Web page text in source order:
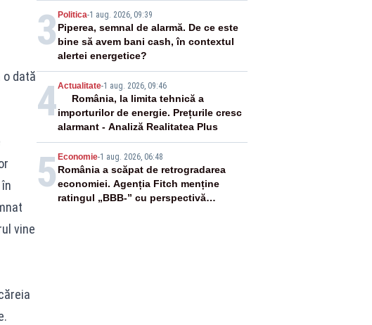
dată
vine
3 Politica-1 aug. 2026, 09:39
Piperea, semnal de alarmă. De ce este
bine să avem bani cash, în contextul
alertei energetice?
4Actualitate-1 aug. 2026, 09:46
România, la limita tehnică a
importurilor de energie. Prețurile cresc
alarmant - Analiză Realitatea Plus
5 Economie-1 aug. 2026, 06:48
România a scăpat de retrogradarea
economiei. Agenția Fitch menține
ratingul „BBB-” cu perspectivă